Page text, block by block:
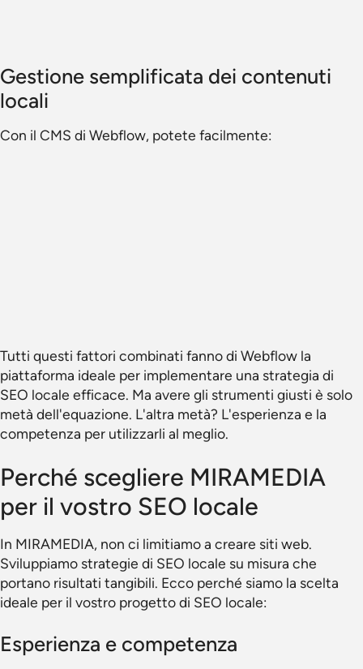
Gestione semplificata dei contenuti
locali
Con il CMS di Webflow, potete facilmente:
Tutti questi fattori combinati fanno di Webflow la
piattaforma ideale per implementare una strategia di
SEO locale efficace. Ma avere gli strumenti giusti è solo
metà dell'equazione. L'altra metà? L'esperienza e la
competenza per utilizzarli al meglio.
Perché scegliere MIRAMEDIA
per il vostro SEO locale
In MIRAMEDIA, non ci limitiamo a creare siti web.
Sviluppiamo strategie di SEO locale su misura che
portano risultati tangibili. Ecco perché siamo la scelta
ideale per il vostro progetto di SEO locale:
Esperienza e competenza